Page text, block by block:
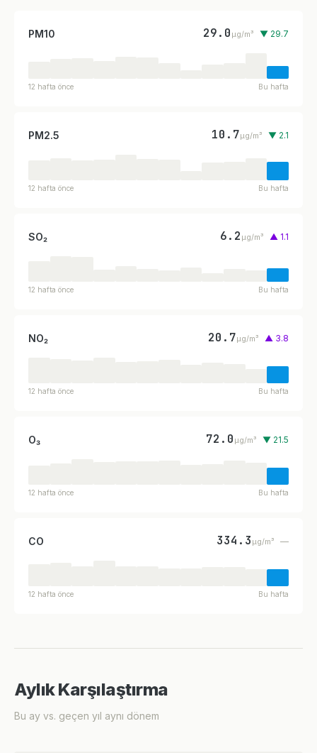
PM10 29.0 µg/m³ ▼ 29.7
12 hafta önce Bu hafta
PM2.5 10.7µg/m³ ▼ 2.1
12 hafta önce Bu hafta
SO₂ 6.2 µg/m³ ▲ 1.1
12 hafta önce Bu hafta
NO₂ 20.7µg/m³ ▲ 3.8
12 hafta önce Bu hafta
O₃ 72.0 µg/m³ ▼ 21.5
12 hafta önce Bu hafta
CO 334.3 µg/m³ —
12 hafta önce Bu hafta
Aylık Karşılaştırma
Bu ay vs. geçen yıl aynı dönem